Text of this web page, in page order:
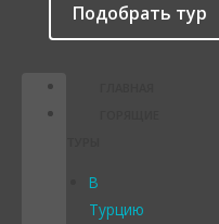
Подобрать тур
В
Турцию